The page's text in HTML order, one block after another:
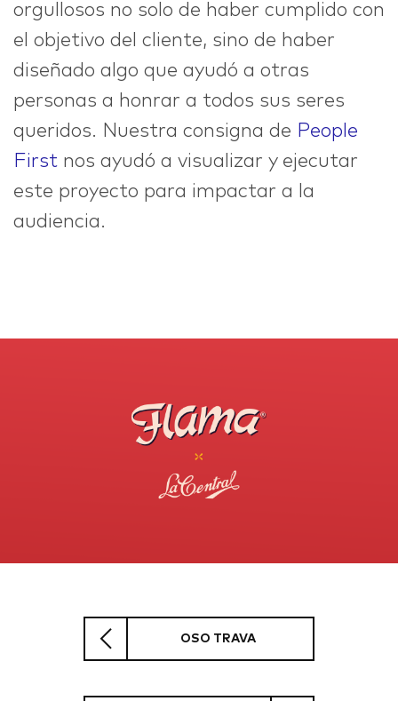
orgullosos no solo de haber cumplido con
el objetivo del cliente, sino de haber
diseñado algo que ayudó a otras
personas a honrar a todos sus seres
queridos. Nuestra consigna de People
First nos ayudó a visualizar y ejecutar
este proyecto para impactar a la
audiencia.
OSO TRAVA